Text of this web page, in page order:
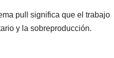
pull significa que el trabajo
y la sobreproducción.